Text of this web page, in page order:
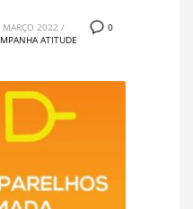
0
MARÇO 2022 /
ATITUDE